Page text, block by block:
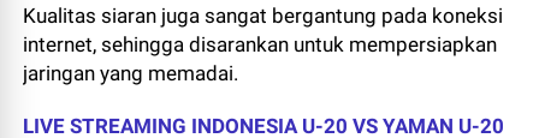
Kualitas siaran juga sangat bergantung pada koneksi
internet, sehingga disarankan untuk mempersiapkan
jaringan yang memadai.
LIVE STREAMING INDONESIA U-20 VS YAMAN U-20